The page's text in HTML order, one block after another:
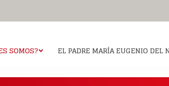
SOMOS?
de Notre Dame de Vie
EL PADRE MARÍA EUGENIO DEL
Quiero ver a Dios